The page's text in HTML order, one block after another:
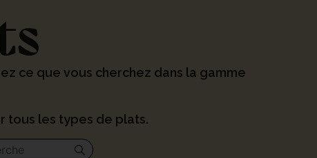
ce que vous cherchez dans la gamme
tous les types de plats.